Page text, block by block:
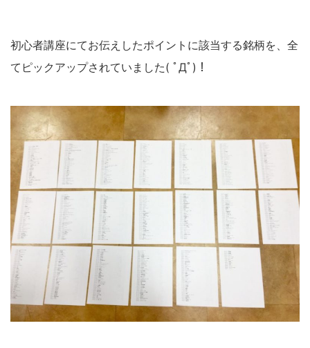
初心者講座にてお伝えしたポイントに該当する銘柄を、全
てピックアップされていました( ﾟДﾟ)！